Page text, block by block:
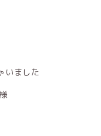
いました